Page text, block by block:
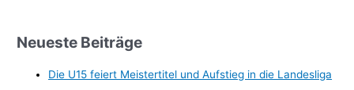
Neueste Beiträge
Die U15 feiert Meistertitel und Aufstieg in die Landesliga